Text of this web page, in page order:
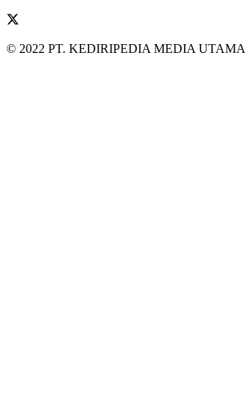
© 2022 PT. KEDIRIPEDIA MEDIA UTAMA